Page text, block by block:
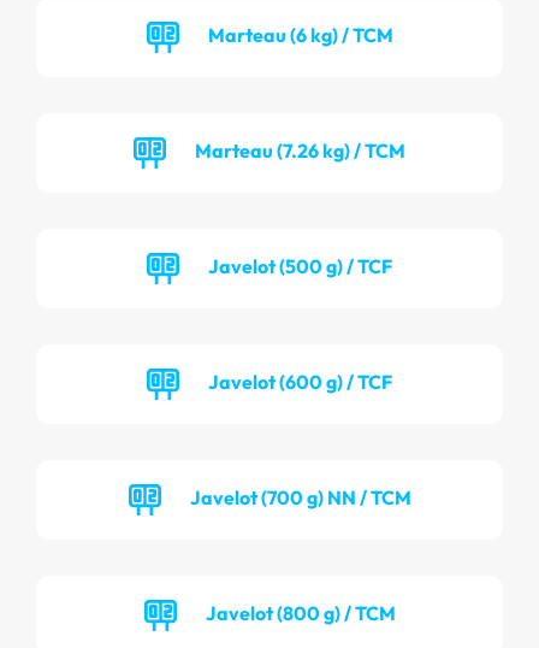
Marteau (6 kg) / TCM
Marteau (7.26 kg) / TCM
Javelot (500 g) / TCF
Javelot (600 g) / TCF
Javelot (700 g) NN / TCM
Javelot (800 g) / TCM